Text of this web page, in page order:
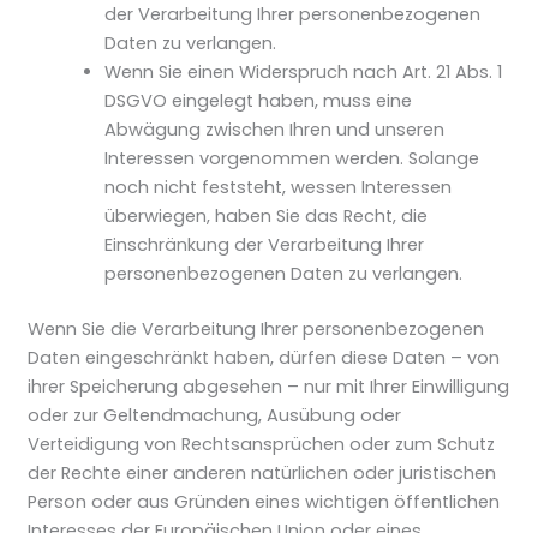
der Verarbeitung Ihrer personenbezogenen
Daten zu verlangen.
Wenn Sie einen Widerspruch nach Art. 21 Abs. 1
DSGVO eingelegt haben, muss eine
Abwägung zwischen Ihren und unseren
Interessen vorgenommen werden. Solange
noch nicht feststeht, wessen Interessen
überwiegen, haben Sie das Recht, die
Einschränkung der Verarbeitung Ihrer
personenbezogenen Daten zu verlangen.
Wenn Sie die Verarbeitung Ihrer personenbezogenen
Daten eingeschränkt haben, dürfen diese Daten – von
ihrer Speicherung abgesehen – nur mit Ihrer Einwilligung
oder zur Geltendmachung, Ausübung oder
Verteidigung von Rechtsansprüchen oder zum Schutz
der Rechte einer anderen natürlichen oder juristischen
Person oder aus Gründen eines wichtigen öffentlichen